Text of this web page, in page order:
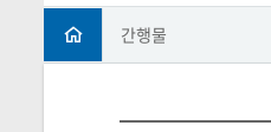
간행물